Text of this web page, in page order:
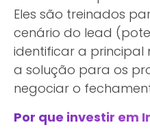
Eles são treinados
cenário do lead
identificar a principal
a solução para os
negociar o
Por que investir em